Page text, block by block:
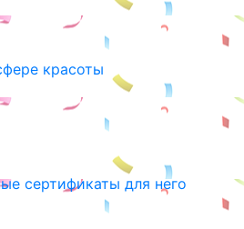
красоты
сертификаты для него